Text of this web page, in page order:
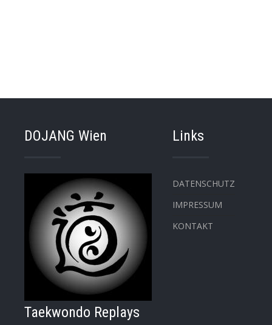
DOJANG Wien Links
DATENSCHUTZ
IMPRESSUM
KONTAKT
Taekwondo Replays